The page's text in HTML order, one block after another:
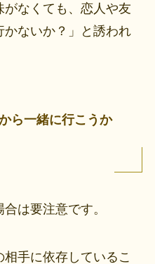
なくても、恋人や友
かないか？」と誘われ
ら一緒に行こうか
は要注意です。
手に依存しているこ